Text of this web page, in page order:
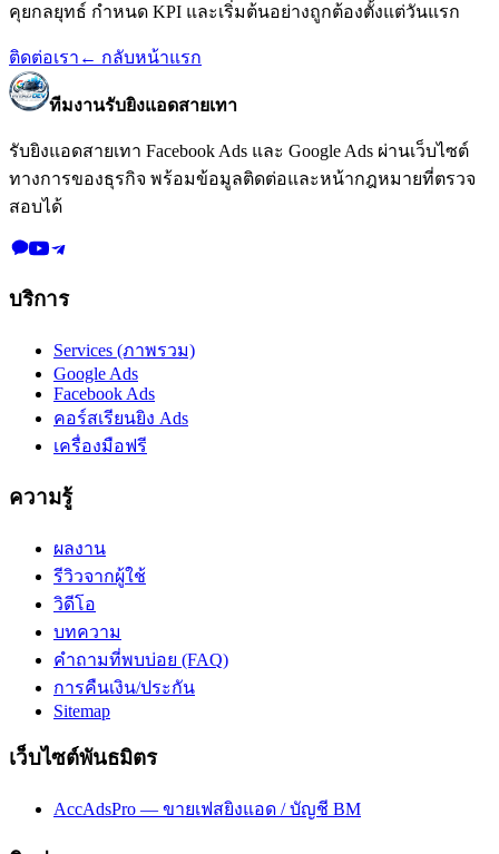
คุยกลยุทธ์ กำหนด KPI และเริ่มต้นอย่างถูกต้องตั้งแต่วันแรก
ติดต่อเรา ← กลับหน้าแรก
ทีมงานรับยิงแอดสายเทา
รับยิงแอดสายเทา Facebook Ads และ Google Ads ผ่านเว็บไซต์
ทางการของธุรกิจ พร้อมข้อมูลติดต่อและหน้ากฎหมายที่ตรวจ
สอบได้
บริการ
Services (ภาพรวม)
Google Ads
Facebook Ads
คอร์สเรียนยิง Ads
เครื่องมือฟรี
ความรู้
ผลงาน
รีวิวจากผู้ใช้
วิดีโอ
บทความ
คำถามที่พบบ่อย (FAQ)
การคืนเงิน/ประกัน
Sitemap
เว็บไซต์พันธมิตร
AccAdsPro — ขายเฟสยิงแอด / บัญชี BM